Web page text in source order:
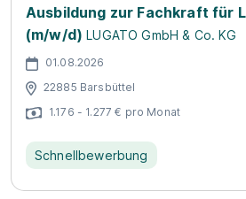
Ausbildung zur Fachkraft für
(m/w/d) LUGATO GmbH & Co. KG
01.08.2026
22885 Barsbüttel
1.176 - 1.277 € pro Monat
Schnellbewerbung